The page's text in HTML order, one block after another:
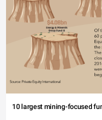
10 largest mining-focused